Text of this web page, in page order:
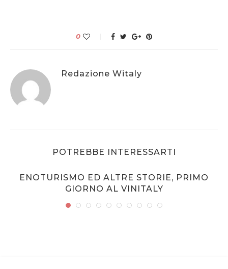
0
Redazione Witaly
POTREBBE INTERESSARTI
ENOTURISMO ED ALTRE STORIE, PRIMO
GIORNO AL VINITALY